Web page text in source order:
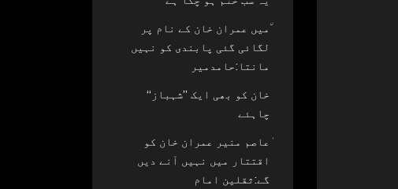
٘میں عمران خان کے نام پر
لگائی گئی پابندی کو نہیں
مانتا:حامدمیر
خان کو بھی ایک ’’شہباز‘‘
چاہئے​
ٰعاصم منیر عمران خان کو
اقتتار میں نہیں آنے دیں
گے:ثقلین امام